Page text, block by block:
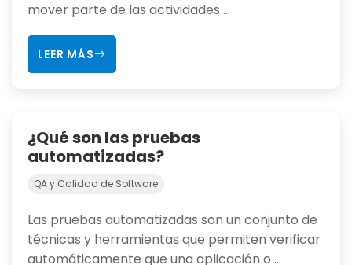
mover parte de las actividades ...
LEER MÁS
¿Qué son las pruebas
automatizadas?
QA y Calidad de Software
Las pruebas automatizadas son un conjunto de
técnicas y herramientas que permiten verificar
automáticamente que una aplicación o ...